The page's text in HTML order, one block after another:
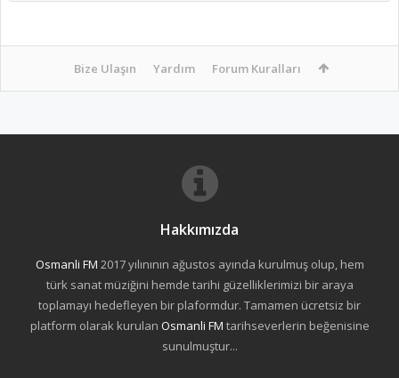
Bize Ulaşın Yardım Forum Kuralları
Hakkımızda
Osmanli FM 2017 yılınının ağustos ayında kurulmuş olup, hem
türk sanat müziğini hemde tarihi güzelliklerimizi bir araya
toplamayı hedefleyen bir plaformdur. Tamamen ücretsiz bir
platform olarak kurulan Osmanli FM tarihseverlerin beğenisine
sunulmuştur...